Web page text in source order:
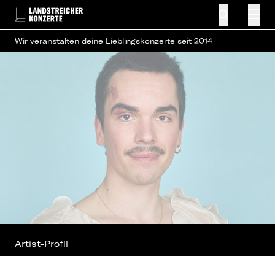
Wir veranstalten deine Lieblingskonzerte seit 2014
Artist-Profil